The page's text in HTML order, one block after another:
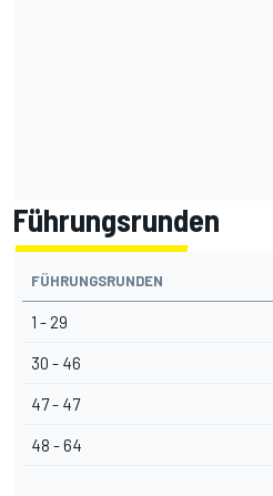
Führungsrunden
FÜHRUNGSRUNDEN
1 - 29
30 - 46
47 - 47
48 - 64